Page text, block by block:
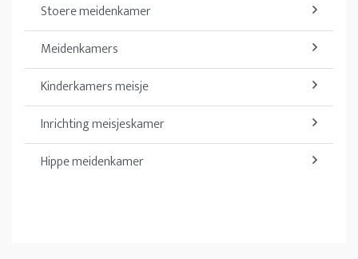
Stoere meidenkamer
Meidenkamers
Kinderkamers meisje
Inrichting meisjeskamer
Hippe meidenkamer